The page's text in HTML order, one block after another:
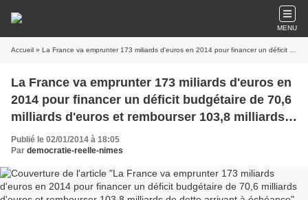
MENU
Accueil » La France va emprunter 173 miliards d'euros en 2014 pour financer un déficit budgétaire de 70,6 milliards d'euros et rembourser 103,8 milliards de dette arrivant à échéance
La France va emprunter 173 miliards d'euros en
2014 pour financer un déficit budgétaire de 70,6
milliards d'euros et rembourser 103,8 milliards
de dette arrivant à échéance
Publié le 02/01/2014 à 18:05
Par democratie-reelle-nimes